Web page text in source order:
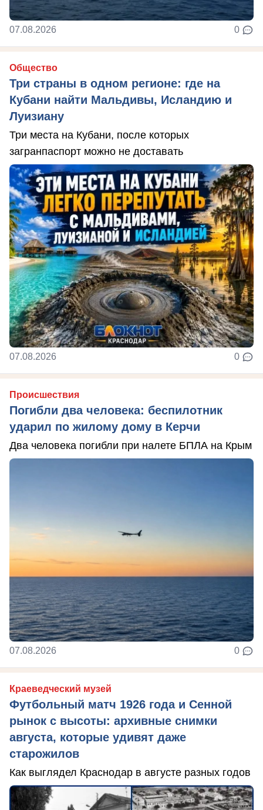
07.08.2026 0
Общество
Три страны в одном регионе: где на
Кубани найти Мальдивы, Исландию и
Луизиану
Три места на Кубани, после которых
загранпаспорт можно не доставать
07.08.2026 0
Происшествия
Погибли два человека: беспилотник
ударил по жилому дому в Керчи
Два человека погибли при налете БПЛА на Крым
07.08.2026 0
Краеведческий музей
Футбольный матч 1926 года и Сенной
рынок с высоты: архивные снимки
августа, которые удивят даже
старожилов
Как выглядел Краснодар в августе разных годов